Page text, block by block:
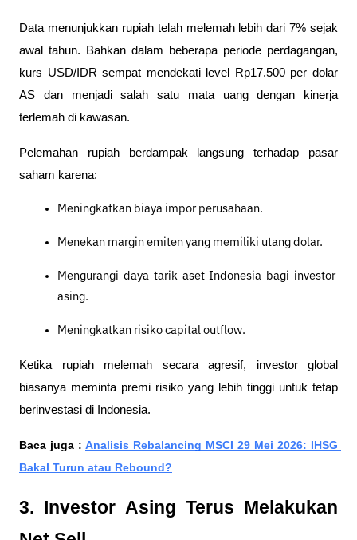
Data menunjukkan rupiah telah melemah lebih dari 7% sejak
awal tahun. Bahkan dalam beberapa periode perdagangan,
kurs USD/IDR sempat mendekati level Rp17.500 per dolar
AS dan menjadi salah satu mata uang dengan kinerja
terlemah di kawasan.
Pelemahan rupiah berdampak langsung terhadap pasar
saham karena:
Meningkatkan biaya impor perusahaan.
Menekan margin emiten yang memiliki utang dolar.
Mengurangi daya tarik aset Indonesia bagi investor
asing.
Meningkatkan risiko capital outflow.
Ketika rupiah melemah secara agresif, investor global
biasanya meminta premi risiko yang lebih tinggi untuk tetap
berinvestasi di Indonesia.
Baca juga : Analisis Rebalancing MSCI 29 Mei 2026: IHSG
Bakal Turun atau Rebound?
3. Investor Asing Terus Melakukan